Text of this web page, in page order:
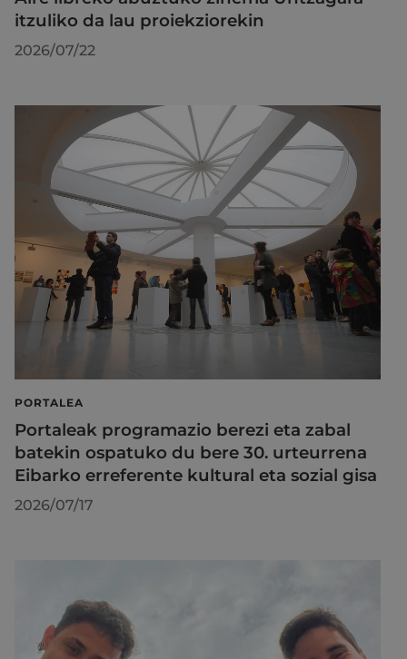
itzuliko da lau proiekziorekin
2026/07/22
PORTALEA
Portaleak programazio berezi eta zabal
batekin ospatuko du bere 30. urteurrena
Eibarko erreferente kultural eta sozial gisa
2026/07/17